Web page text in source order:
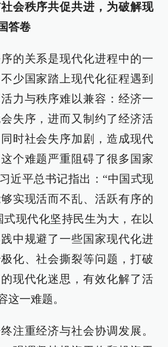
会秩序共促共进，为破解现
答卷
的关系是现代化进程中的一
少国家踏上现代化征程遇到
力与秩序难以兼容：经济一
失序，进而又制约了经济活
时社会失序加剧，造成现代
个难题严重阻碍了很多国家
近平总书记指出：“中国式现
实现活而不乱、活跃有序的
式现代化坚持民生为大，在以
中规避了一些国家现代化进
化、社会撕裂等问题，打破
现代化迷思，有效化解了活
这一难题。
注重经济与社会协调发展。